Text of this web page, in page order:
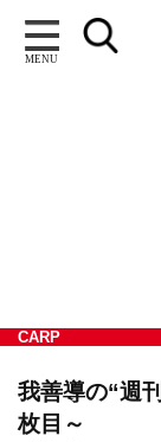
MENU
CARP
我善導の“週
枚目～